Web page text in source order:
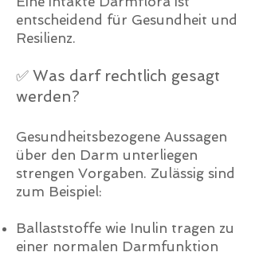
entscheidend für Gesundheit und
Resilienz.
✅ Was darf rechtlich gesagt
werden?
Gesundheitsbezogene Aussagen
über den Darm unterliegen
strengen Vorgaben. Zulässig sind
zum Beispiel:
Ballaststoffe wie Inulin tragen zu
einer normalen Darmfunktion